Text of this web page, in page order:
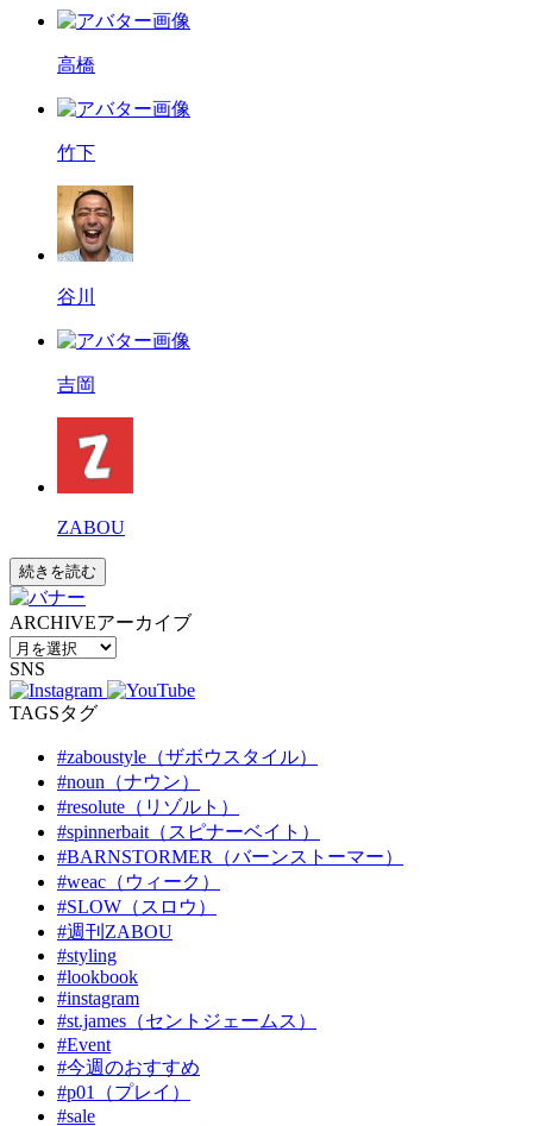
高橋
竹下
谷川
吉岡
ZABOU
続きを読む
ARCHIVEアーカイブ
SNS
TAGSタグ
#zaboustyle（ザボウスタイル）
#noun（ナウン）
#resolute（リゾルト）
#spinnerbait（スピナーベイト）
#BARNSTORMER（バーンストーマー）
#weac（ウィーク）
#SLOW（スロウ）
#週刊ZABOU
#styling
#lookbook
#instagram
#st.james（セントジェームス）
#Event
#今週のおすすめ
#p01（プレイ）
#sale